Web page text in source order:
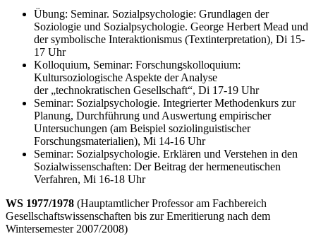
Übung: Seminar. Sozialpsychologie: Grundlagen der
Soziologie und Sozialpsychologie. George Herbert Mead und
der symbolische Interaktionismus (Textinterpretation), Di 15-
17 Uhr
Kolloquium, Seminar: Forschungskolloquium:
Kultursoziologische Aspekte der Analyse
der „technokratischen Gesellschaft“, Di 17-19 Uhr
Seminar: Sozialpsychologie. Integrierter Methodenkurs zur
Planung, Durchführung und Auswertung empirischer
Untersuchungen (am Beispiel soziolinguistischer
Forschungsmaterialien), Mi 14-16 Uhr
Seminar: Sozialpsychologie. Erklären und Verstehen in den
Sozialwissenschaften: Der Beitrag der hermeneutischen
Verfahren, Mi 16-18 Uhr
WS 1977/1978 (Hauptamtlicher Professor am Fachbereich
Gesellschaftswissenschaften bis zur Emeritierung nach dem
Wintersemester 2007/2008)